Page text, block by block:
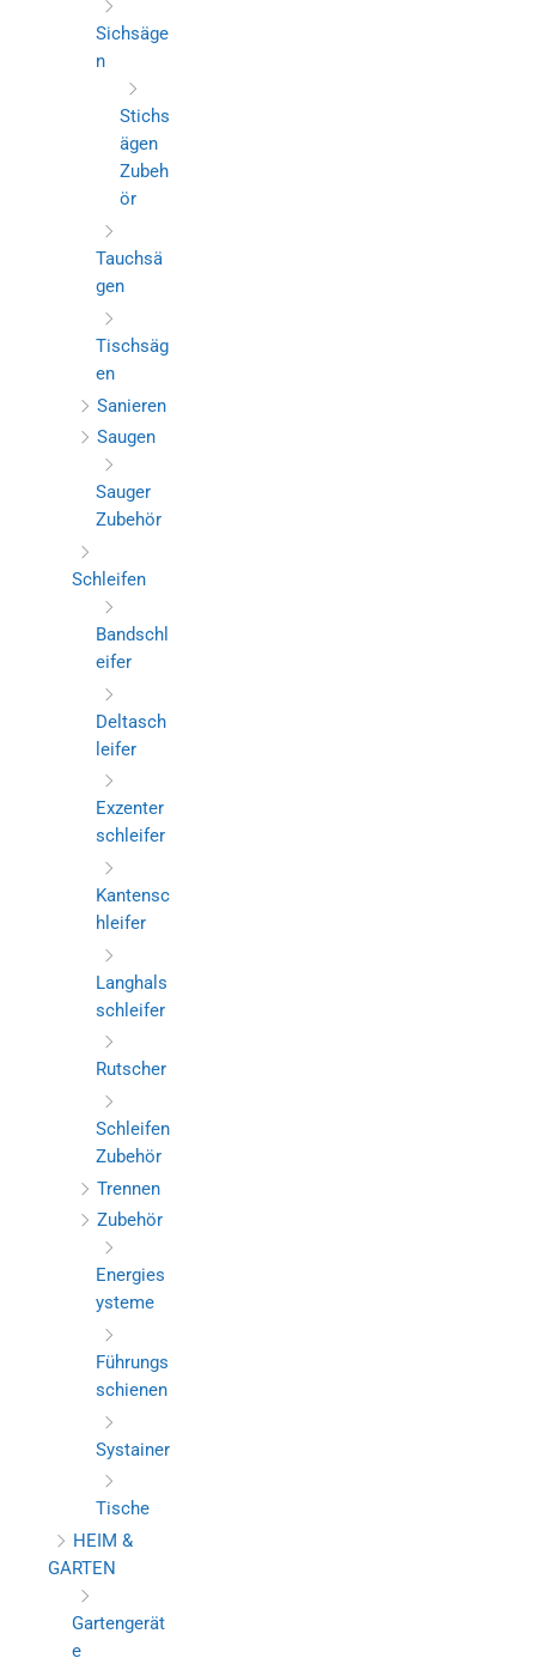
Sichsäge
n
Stichs
ägen
Zubeh
ör
Tauchsä
gen
Tischsäg
en
Sanieren
Saugen
Sauger
Zubehör
Schleifen
Bandschl
eifer
Deltasch
leifer
Exzenter
schleifer
Kantensc
hleifer
Langhals
schleifer
Rutscher
Schleifen
Zubehör
Trennen
Zubehör
Energies
ysteme
Führungs
schienen
Systainer
Tische
HEIM &
GARTEN
Gartengerät
e